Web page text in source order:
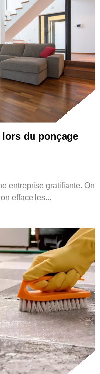
du ponçage
entreprise gratifiante. On
efface les...